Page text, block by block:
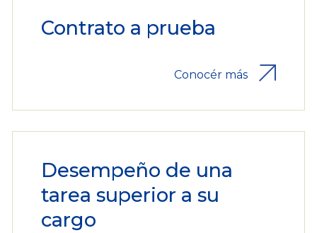
Contrato a prueba
Conocér más
Desempeño de una
tarea superior a su
cargo